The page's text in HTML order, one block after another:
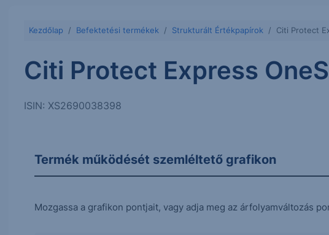
Kezdőlap Befektetési termékek Strukturált Értékpapírok Citi Protect
Citi Protect Express
ISIN: XS2690038398
Termék működését szemléltető grafikon
Mozgassa a grafikon pontjait, vagy adja meg az árfolyamváltozás